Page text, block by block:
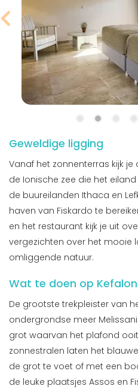
Geweldige ligging
Vanaf het zonnenterras kijk
de Ionische zee die het
de buureilanden Ithaca en
haven van Fiskardo te
en het restaurant kijk je uit
vergezichten over het mooie
omliggende natuur.
Wat te doen op
De grootste trekpleister van
ondergrondse meer
grot waarvan het plafond
zonnestralen laten het
de grot te voet of met een
de leuke plaatsjes Assos en